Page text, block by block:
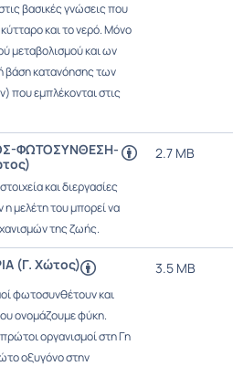
βασικές γνώσεις που
και το νερό. Μόνο
μεταβολισμού και ων
βάση κατανόησης των
που εμπλέκονται στις
ΦΩΤΟΣΥΝΘΕΣΗ-
και διεργασίες
μελέτη του μπορεί να
της ζωής.
2.7 MB
(Γ. Χώτος)
φωτοσυνθέτουν και
ονομάζουμε φύκη.
οργανισμοί στη Γη
οξυγόνο στην
3.5 MB